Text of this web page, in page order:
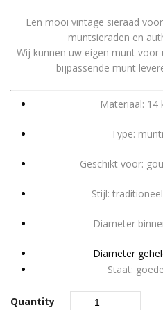
Een mooi vintage sieraad
muntsieraden en
Wij kunnen uw eigen munt
bijpassende munt
Materiaal: 14
Type:
Geschikt voor:
Stijl:
Diameter
Diameter
Staat:
Quantity